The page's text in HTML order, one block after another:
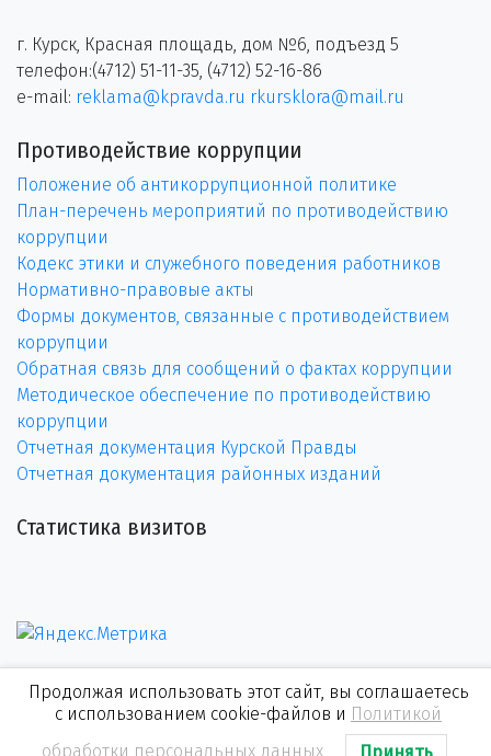
г. Курск, Красная площадь, дом №6, подъезд 5
телефон:(4712) 51-11-35, (4712) 52-16-86
e-mail: reklama@kpravda.ru rkursklora@mail.ru
Противодействие коррупции
Положение об антикоррупционной политике
План-перечень мероприятий по противодействию
коррупции
Кодекс этики и служебного поведения работников
Нормативно-правовые акты
Формы документов, связанные с противодействием
коррупции
Обратная связь для сообщений о фактах коррупции
Методическое обеспечение по противодействию
коррупции
Отчетная документация Курской Правды
Отчетная документация районных изданий
Статистика визитов
Продолжая использовать этот сайт, вы соглашаетесь
с использованием cookie-файлов и Политикой
обработки персональных данных